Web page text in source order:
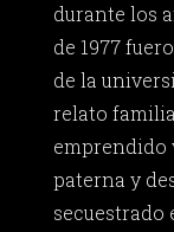
durante los
de 1977
de la
relato
emprendido
paterna y
secuestrado